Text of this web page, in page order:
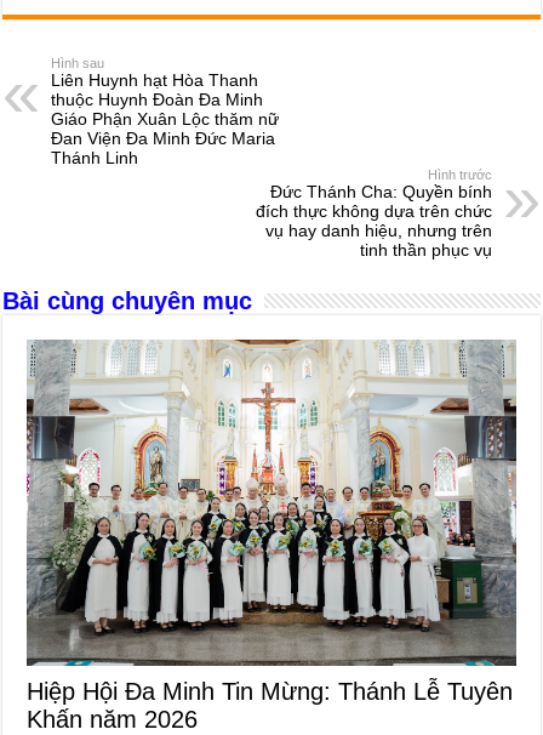
c
e
b
o
o
ss
n
g
er
at
A
p
e
s
er ail ar
Hình sau
Liên Huynh hạt Hòa Thanh
thuộc Huynh Đoàn Đa Minh
Giáo Phận Xuân Lộc thăm nữ
Đan Viện Đa Minh Đức Maria
Thánh Linh
Hình trước
Đức Thánh Cha: Quyền bính
đích thực không dựa trên chức
vụ hay danh hiệu, nhưng trên
tinh thần phục vụ
Bài cùng chuyên mục
Hiệp Hội Đa Minh Tin Mừng: Thánh Lễ Tuyên
Khấn năm 2026